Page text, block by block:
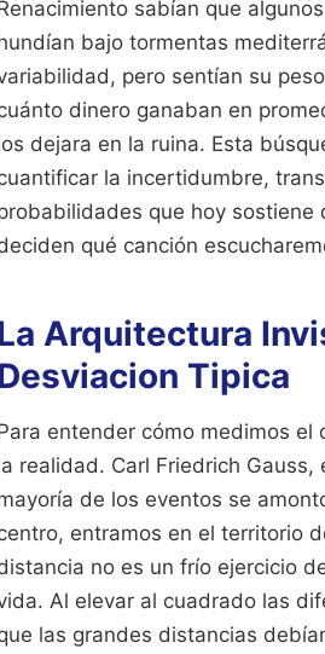
sabían que
bajo tormentas
pero sentían su
dinero ganaban en
dejara en la ruina. Esta
la incertidumbre,
que hoy sostiene
qué canción
Arquitectura
Tipica
entender cómo medimos
realidad. Carl Friedrich
de los eventos se
entramos en el territorio
no es un frío ejercicio
Al elevar al cuadrado las
las grandes distancias